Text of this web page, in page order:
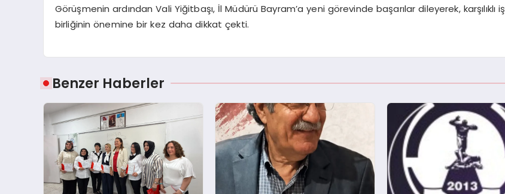
Görüşmenin ardından Vali Yiğitbaşı, İl Müdürü Bayram’a yeni görevinde başarılar dileyerek, karşılıklı iş
birliğinin önemine bir kez daha dikkat çekti.
Benzer Haberler